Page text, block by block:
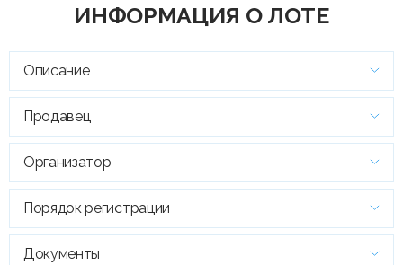
ИНФОРМАЦИЯ О ЛОТЕ
Описание
Продавец
Организатор
Порядок регистрации
Документы